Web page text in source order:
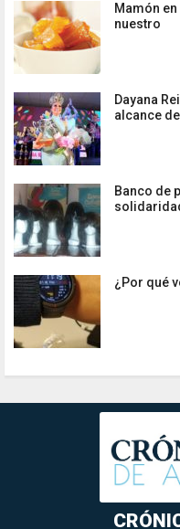
Mamón
nuestro
Dayana
alcance
Banco de
¿Por qué